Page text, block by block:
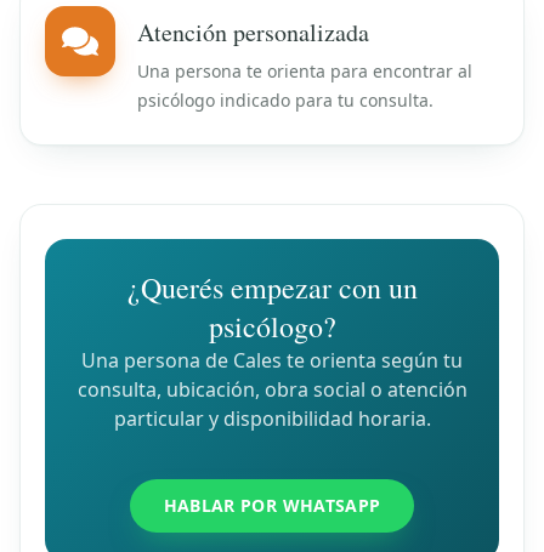
Atención personalizada
Una persona te orienta para encontrar al
psicólogo indicado para tu consulta.
¿Querés empezar con un
psicólogo?
Una persona de Cales te orienta según tu
consulta, ubicación, obra social o atención
particular y disponibilidad horaria.
HABLAR POR WHATSAPP